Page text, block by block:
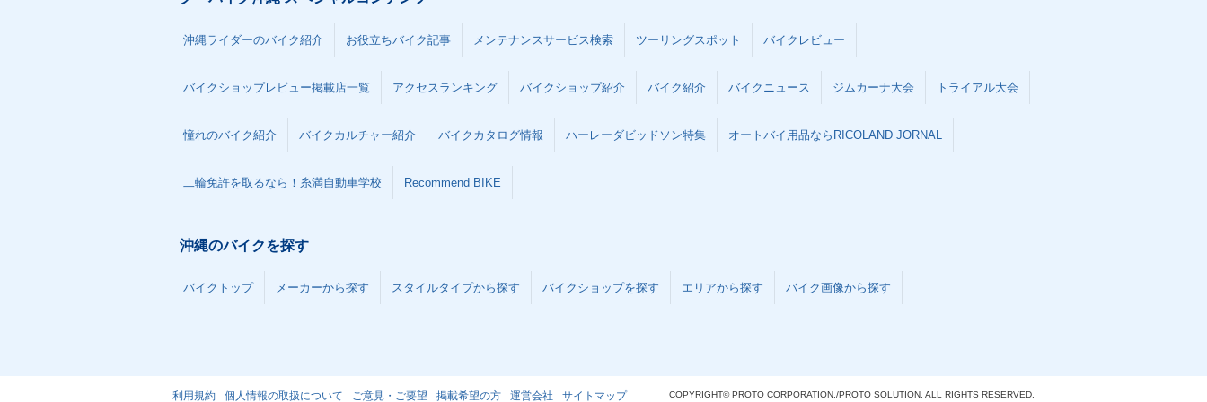
沖縄ライダーのバイク紹介 お役立ちバイク記事 メンテナンスサービス検索 ツーリングスポット バイクレビュー
バイクショップレビュー掲載店一覧 アクセスランキング バイクショップ紹介 バイク紹介 バイクニュース ジムカーナ大会 トライアル大会
憧れのバイク紹介 バイクカルチャー紹介 バイクカタログ情報 ハーレーダビッドソン特集 オートバイ用品ならRICOLAND JORNAL
二輪免許を取るなら！糸満自動車学校 Recommend BIKE
沖縄のバイクを探す
バイクトップ メーカーから探す スタイルタイプから探す バイクショップを探す エリアから探す バイク画像から探す
利用規約 個人情報の取扱について ご意見・ご要望 掲載希望の方 運営会社 サイトマップ COPYRIGHT© PROTO CORPORATION./PROTO SOLUTION. ALL RIGHTS RESERVED.